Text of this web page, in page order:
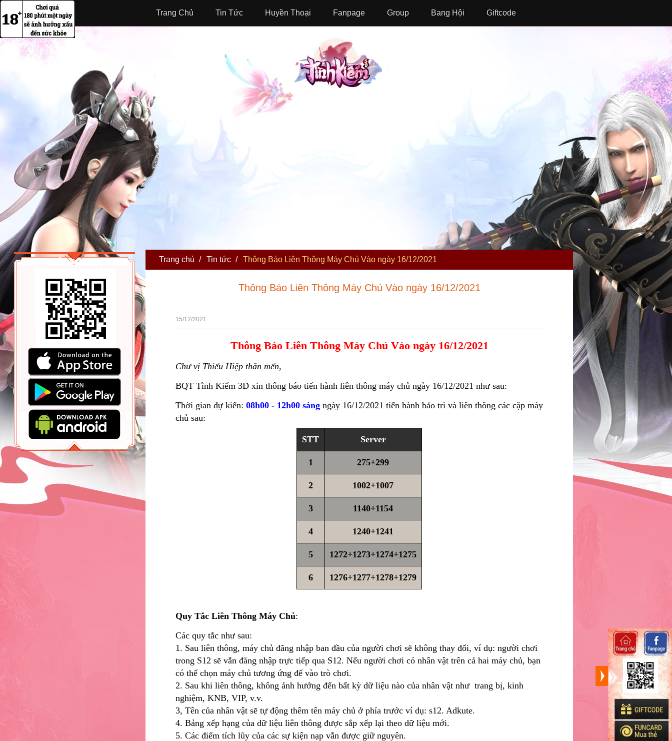
Trang Chủ Tin Tức Huyền Thoại Fanpage Group Bang Hội Giftcode
TẢI GAME Trang chủ / Tin tức / Thông Báo Liên Thông Máy Chủ Vào ngày 16/12/2021
Thông Báo Liên Thông Máy Chủ Vào ngày 16/12/2021
15/12/2021
Thông Báo Liên Thông Máy Chủ Vào ngày 16/12/2021
Chư vị Thiếu Hiệp thân mến,
BQT Tình Kiếm 3D xin thông báo tiến hành liên thông máy chủ ngày 16/12/2021 như sau:
Thời gian dự kiến: 08h00 - 12h00 sáng ngày 16/12/2021 tiến hành bảo trì và liên thông các cặp máy
chủ sau:
STT Server
1 275+299
2 1002+1007
3 1140+1154
4 1240+1241
5 1272+1273+1274+1275
6 1276+1277+1278+1279
Quy Tắc Liên Thông Máy Chủ:
Các quy tắc như sau:
1. Sau liên thông, máy chủ đăng nhập ban đầu của người chơi sẽ không thay đổi, ví dụ: người chơi
trong S12 sẽ vẫn đăng nhập trực tiếp qua S12. Nếu người chơi có nhân vật trên cả hai máy chủ, bạn
có thể chọn máy chủ tương ứng để vào trò chơi.
2. Sau khi liên thông, không ảnh hưởng đến bất kỳ dữ liệu nào của nhân vật như trang bị, kinh
nghiệm, KNB, VIP, v.v.
3, Tên của nhân vật sẽ tự động thêm tên máy chủ ở phía trước ví dụ: s12. Adkute.
4. Bảng xếp hạng của dữ liệu liên thông được sắp xếp lại theo dữ liệu mới.
5. Các điểm tích lũy của các sự kiện nạp vẫn được giữ nguyên.